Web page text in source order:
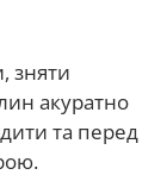
зняти
акуратно
та перед